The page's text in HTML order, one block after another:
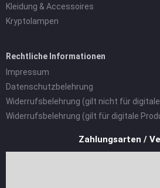
Kleidung & Accessoires
Kryptolampen
Rechtliche Informationen
Impressum
Datenschutzbelehrung
Widerrufsbelehrung (gilt nicht für
Widerrufsbelehrung (gilt für digitale
Zahlungsarten /